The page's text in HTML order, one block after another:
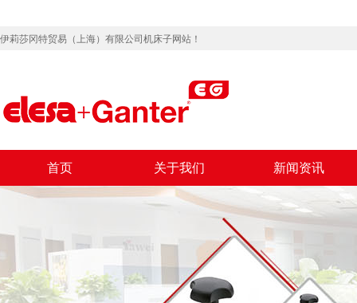
伊莉莎冈特贸易（上海）有限公司机床子网站！
首页 关于我们 新闻资讯